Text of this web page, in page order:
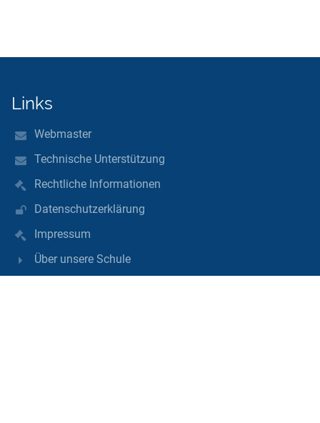
Links
Webmaster
Technische Unterstützung
Rechtliche Informationen
Datenschutzerklärung
Impressum
Über unsere Schule